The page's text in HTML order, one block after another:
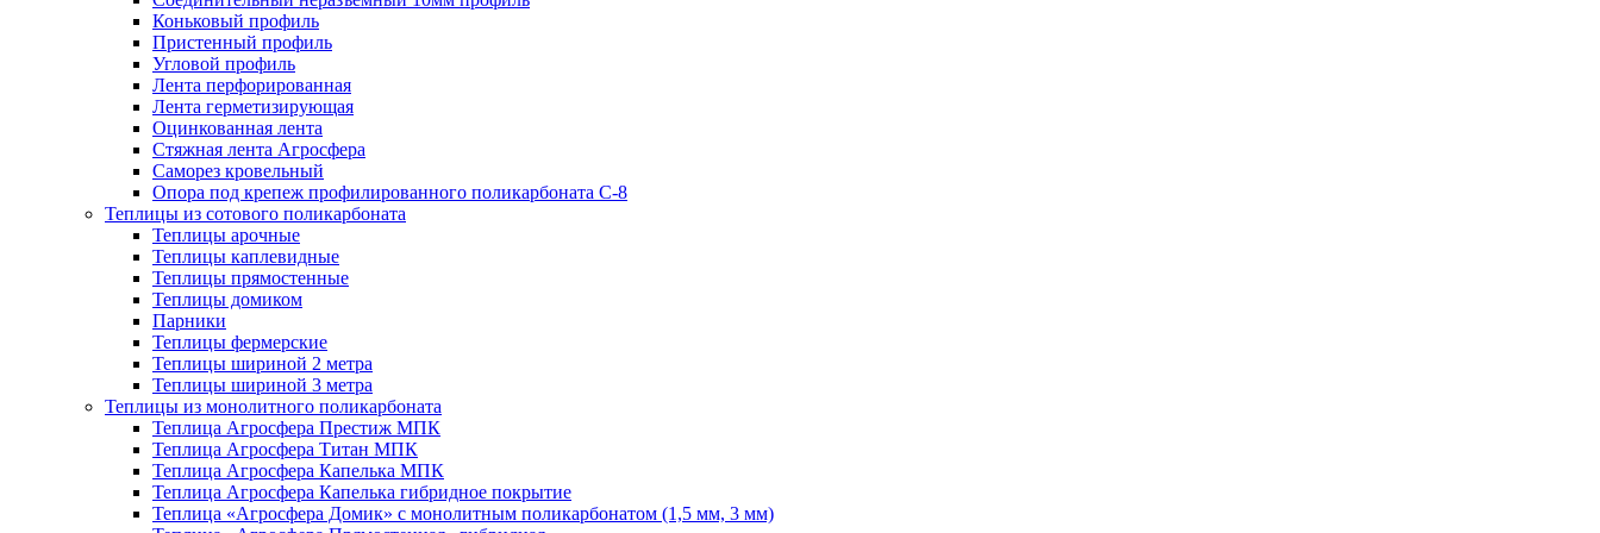
Коньковый профиль
Пристенный профиль
Угловой профиль
Лента перфорированная
Лента герметизирующая
Оцинкованная лента
Стяжная лента Агросфера
Саморез кровельный
Опора под крепеж профилированного поликарбоната С-8
Теплицы из сотового поликарбоната
Теплицы арочные
Теплицы каплевидные
Теплицы прямостенные
Теплицы домиком
Парники
Теплицы фермерские
Теплицы шириной 2 метра
Теплицы шириной 3 метра
Теплицы из монолитного поликарбоната
Теплица Агросфера Престиж МПК
Теплица Агросфера Титан МПК
Теплица Агросфера Капелька МПК
Теплица Агросфера Капелька гибридное покрытие
Теплица «Агросфера Домик» с монолитным поликарбонатом (1,5 мм, 3 мм)